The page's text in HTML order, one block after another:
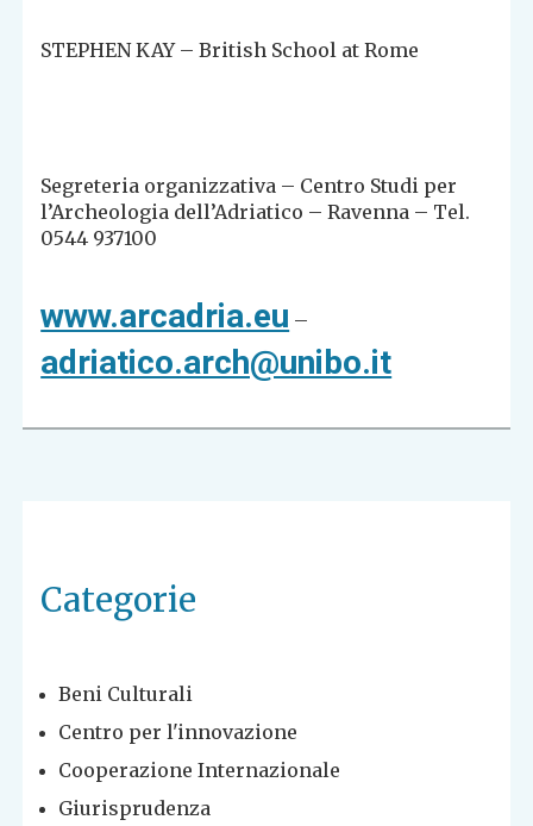
STEPHEN KAY – British School at Rome
Segreteria organizzativa – Centro Studi per
l’Archeologia dell’Adriatico – Ravenna – Tel.
0544 937100
www.arcadria.eu –
adriatico.arch@unibo.it
Categorie
Beni Culturali
Centro per l'innovazione
Cooperazione Internazionale
Giurisprudenza